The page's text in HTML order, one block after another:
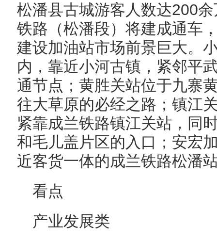
松潘县古城游客人数达200
铁路（松潘段）将建成通车
建设加油站市场前景巨大。
内，靠近小河古镇，紧邻平
通节点；黄胜关站位于九寨
往大草原的必经之路；镇江
紧靠成兰铁路镇江关站，同
和毛儿盖片区的入口；安宏
近客货一体的成兰铁路松潘
看点
产业发展类